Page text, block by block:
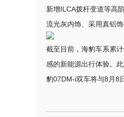
新增ILCA拨杆变道等高
流光灰内饰、采用真铝
截至目前， 海豹车系累
感的新能源出行体验。
豹07DM-i双车将与8月8